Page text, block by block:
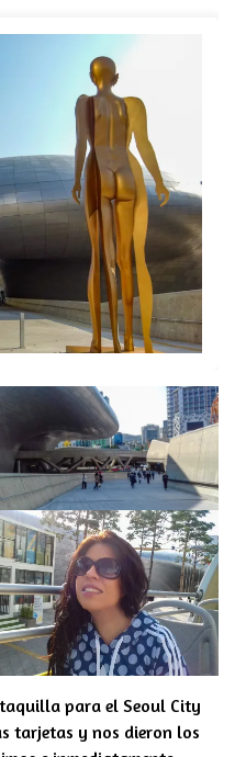
para el Seoul City
tarjetas y nos dieron los